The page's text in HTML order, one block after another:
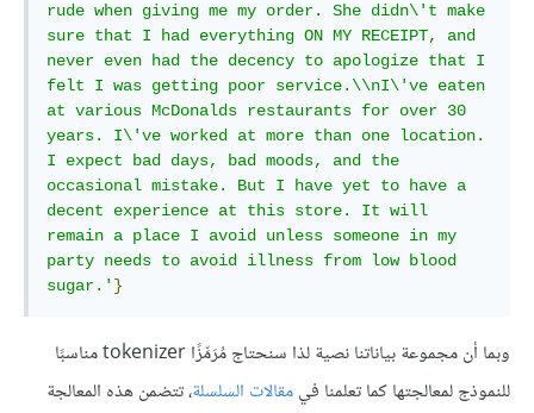
rude when giving me my order. She didn\'t make
sure that I had everything ON MY RECEIPT, and
never even had the decency to apologize that I
felt I was getting poor service.\\nI\'ve eaten
at various McDonalds restaurants for over 30
years. I\'ve worked at more than one location.
I expect bad days, bad moods, and the
occasional mistake. But I have yet to have a
decent experience at this store. It will
remain a place I avoid unless someone in my
party needs to avoid illness from low blood
sugar.' }
وبما أن مجموعة بياناتنا نصية لذا سنحتاج مُرَمِّزًا tokenizer مناسبًا
للنموذج لمعالجتها كما تعلمنا فيمقالات السلسلة، تتضمن هذه المعالجة